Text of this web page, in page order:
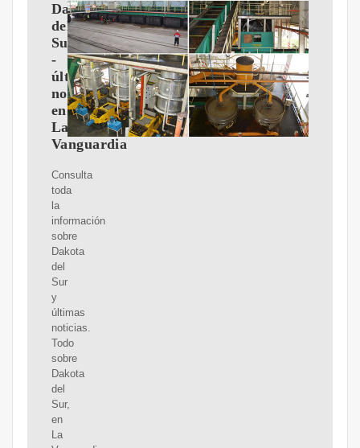
Dakota
del
Sur
-
últimas
noticias
en
La
Vanguardia
Consulta
toda
la
información
sobre
Dakota
del
Sur
y
últimas
noticias.
Todo
sobre
Dakota
del
Sur,
en
La